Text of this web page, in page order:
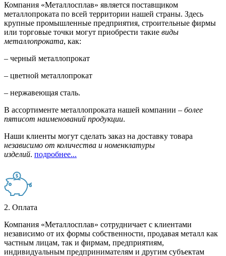
Компания «Металлосплав» является поставщиком
металлопроката по всей территории нашей страны. Здесь
крупные промышленные предприятия, строительные фирмы
или торговые точки могут приобрести такие виды
металлопроката, как:
– черный металлопрокат
– цветной металлопрокат
– нержавеющая сталь.
В ассортименте металлопроката нашей компании – более
пятисот наименований продукции.
Наши клиенты могут сделать заказ на доставку товара
независимо от количества и номенклатуры
изделий. подробнее...
2. Оплата
Компания «Металлосплав» сотрудничает с клиентами
независимо от их формы собственности, продавая металл как
частным лицам, так и фирмам, предприятиям,
индивидуальным предпринимателям и другим субъектам